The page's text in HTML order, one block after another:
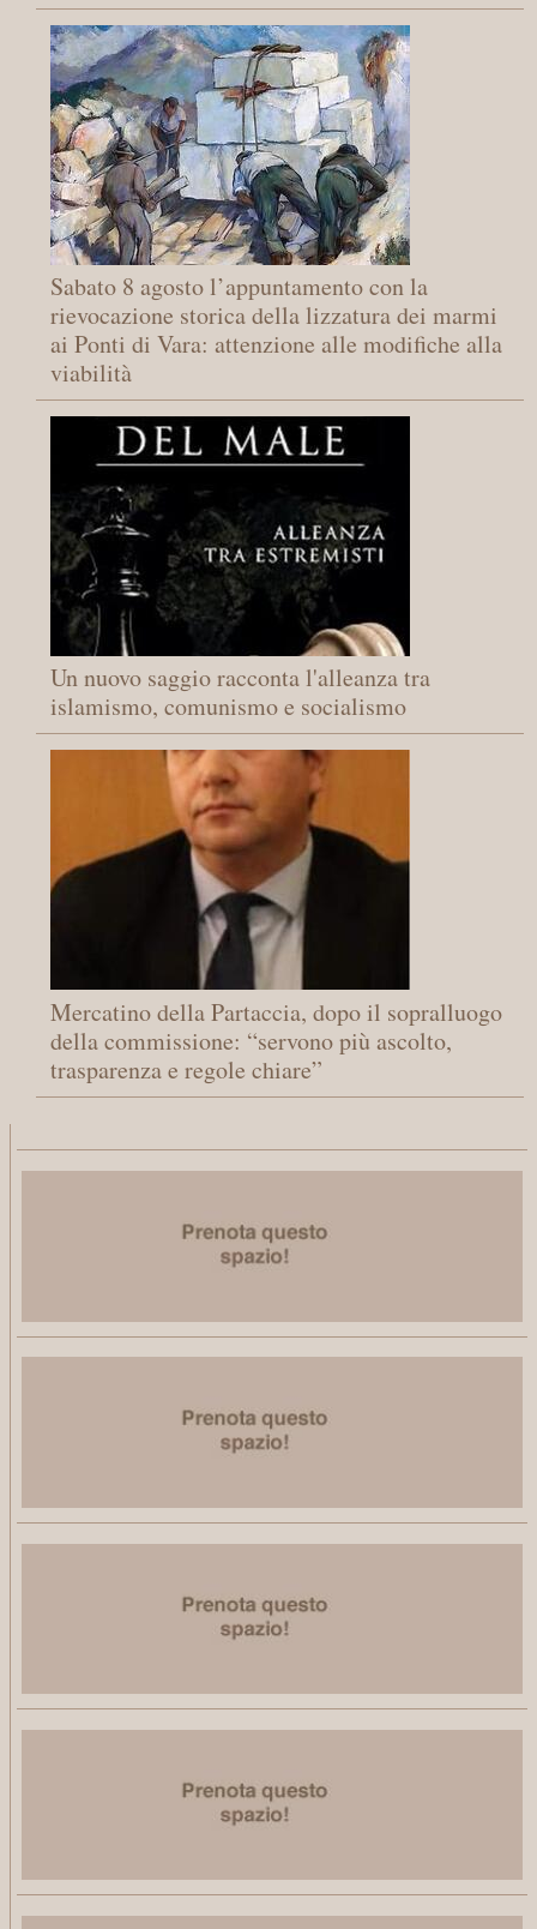
Sabato 8 agosto l’appuntamento con la
rievocazione storica della lizzatura dei marmi
ai Ponti di Vara: attenzione alle modifiche alla
viabilità
Un nuovo saggio racconta l'alleanza tra
islamismo, comunismo e socialismo
Mercatino della Partaccia, dopo il sopralluogo
della commissione: “servono più ascolto,
trasparenza e regole chiare”